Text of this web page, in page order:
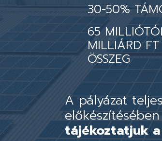
30-50%
65
MILLIÁRD
ÖSSZEG
A pályázat
tájékoztatjuk